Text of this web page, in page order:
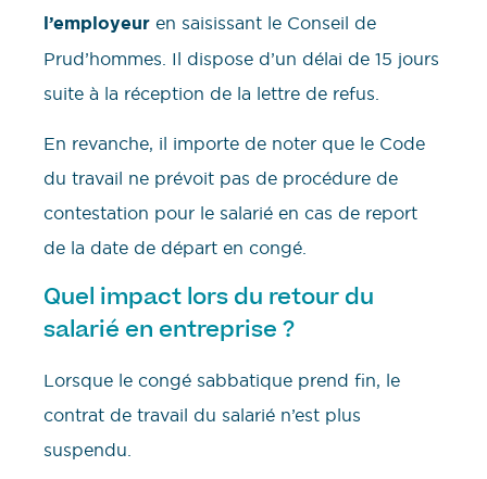
l’employeur en saisissant le Conseil de
Prud’hommes. Il dispose d’un délai de 15 jours
suite à la réception de la lettre de refus.
En revanche, il importe de noter que le Code
du travail ne prévoit pas de procédure de
contestation pour le salarié en cas de report
de la date de départ en congé.
Quel impact lors du retour du
salarié en entreprise ?
Lorsque le congé sabbatique prend fin, le
contrat de travail du salarié n’est plus
suspendu.